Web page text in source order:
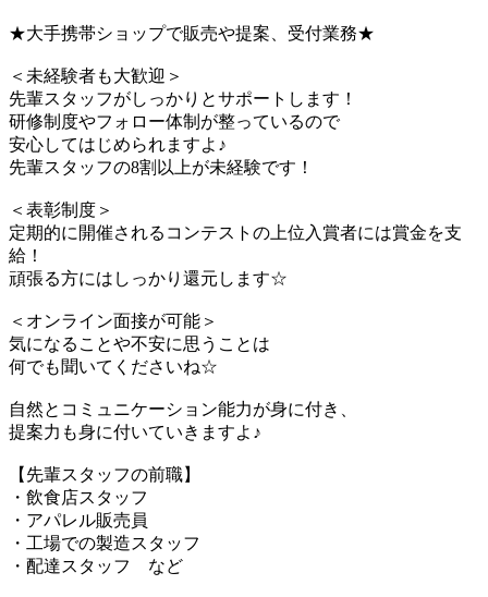
★大手携帯ショップで販売や提案、受付業務★
＜未経験者も大歓迎＞
先輩スタッフがしっかりとサポートします！
研修制度やフォロー体制が整っているので
安心してはじめられますよ♪
先輩スタッフの8割以上が未経験です！
＜表彰制度＞
定期的に開催されるコンテストの上位入賞者には賞金を支
給！
頑張る方にはしっかり還元します☆
＜オンライン面接が可能＞
気になることや不安に思うことは
何でも聞いてくださいね☆
自然とコミュニケーション能力が身に付き、
提案力も身に付いていきますよ♪
【先輩スタッフの前職】
・飲食店スタッフ
・アパレル販売員
・工場での製造スタッフ
・配達スタッフ など